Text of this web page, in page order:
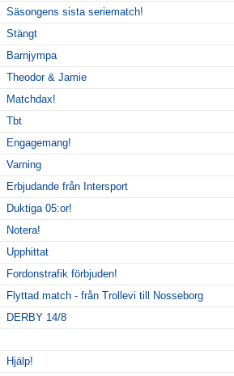
Säsongens sista seriematch!
Stängt
Barnjympa
Theodor & Jamie
Matchdax!
Tbt
Engagemang!
Varning
Erbjudande från Intersport
Duktiga 05:or!
Notera!
Upphittat
Fordonstrafik förbjuden!
Flyttad match - från Trollevi till Nosseborg
DERBY 14/8
Hjälp!